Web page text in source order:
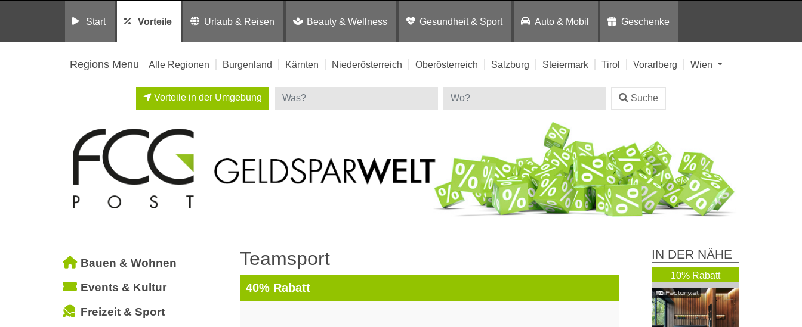
Start Vorteile Urlaub & Reisen Beauty & Wellness Gesundheit & Sport Auto & Mobil Geschenke
Regions Menu Alle Regionen Burgenland Kärnten Niederösterreich Oberösterreich Salzburg Steiermark Tirol Vorarlberg Wien
Vorteile in der Umgebung Suche
Bauen & Wohnen
Events & Kultur
Freizeit & Sport
Teamsport
40% Rabatt
IN DER NÄHE
10% Rabatt